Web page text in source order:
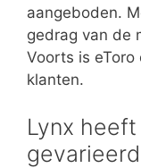
aangeboden.
gedrag van de
Voorts is
klanten.
Lynx